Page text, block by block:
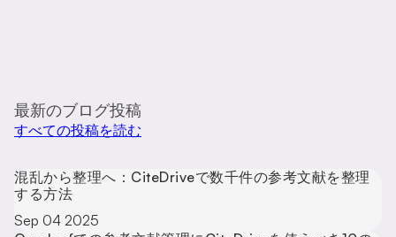
最新のブログ投稿
すべての投稿を読む
混乱から整理へ：CiteDriveで数千件の参考文献を整理
する方法
Sep 04 2025